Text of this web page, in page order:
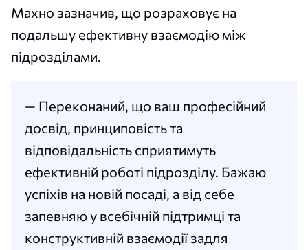
Махно зазначив, що розраховує на
подальшу ефективну взаємодію між
підрозділами.
— Переконаний, що ваш професійний
досвід, принциповість та
відповідальність сприятимуть
ефективній роботі підрозділу. Бажаю
успіхів на новій посаді, а від себе
запевняю у всебічній підтримці та
конструктивній взаємодії задля